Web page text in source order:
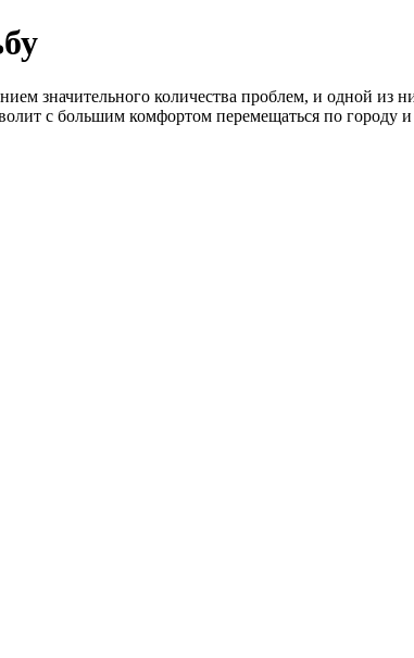
значительного количества проблем, и одной из
с большим комфортом перемещаться по городу и